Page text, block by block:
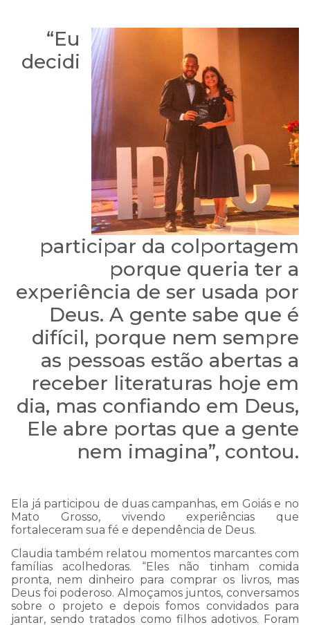
“Eu
decidi
participar da colportagem
porque queria ter a
experiência de ser usada por
Deus. A gente sabe que é
difícil, porque nem sempre
as pessoas estão abertas a
receber literaturas hoje em
dia, mas confiando em Deus,
Ele abre portas que a gente
nem imagina”, contou.
Ela já participou de duas campanhas, em Goiás e no
Mato Grosso, vivendo experiências que
fortaleceram sua fé e dependência de Deus.
Claudia também relatou momentos marcantes com
famílias acolhedoras. “Eles não tinham comida
pronta, nem dinheiro para comprar os livros, mas
Deus foi poderoso. Almoçamos juntos, conversamos
sobre o projeto e depois fomos convidados para
jantar, sendo tratados como filhos adotivos. Foram